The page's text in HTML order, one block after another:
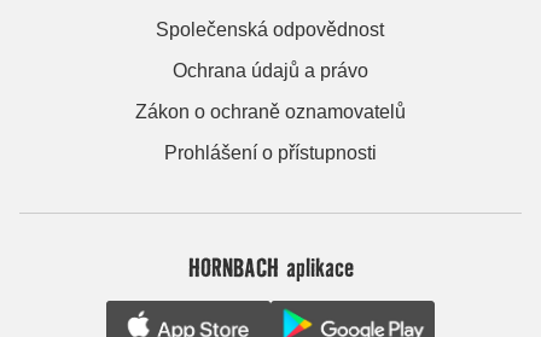
Společenská odpovědnost
Ochrana údajů a právo
Zákon o ochraně oznamovatelů
Prohlášení o přístupnosti
HORNBACH aplikace